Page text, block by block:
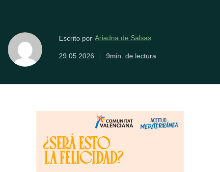
Escrito por Ariadna de Salsas
29.05.2026 | 9min. de lectura